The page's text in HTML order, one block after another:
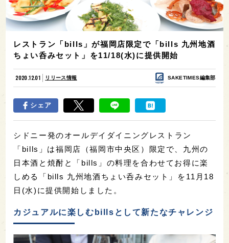
レストラン「bills」が福岡店限定で「bills 九州地酒
ちょい呑みセット」を11/18(水)に提供開始
2020.12.01 リリース情報 SAKETIMES編集部
シェア
シドニー発のオールデイダイニングレストラン
「bills」は福岡店（福岡市中央区）限定で、九州の
日本酒と焼酎と「bills」の料理を合わせてお得に楽
しめる「bills 九州地酒ちょい呑みセット」を11月18
日(水)に提供開始しました。
カジュアルに楽しむbillsとして新たなチャレンジ